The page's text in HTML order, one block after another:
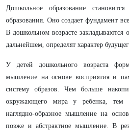
Дошкольное образование
образования. Оно создает фундамент
В дошкольном возрасте закладываются
дальнейшем, определят характер
У детей дошкольного возраста
мышление на основе восприятия и
систему образов. Чем больше
окружающего мира у ребенка, тем
наглядно-образное мышление на
позже и абстрактное мышление. В